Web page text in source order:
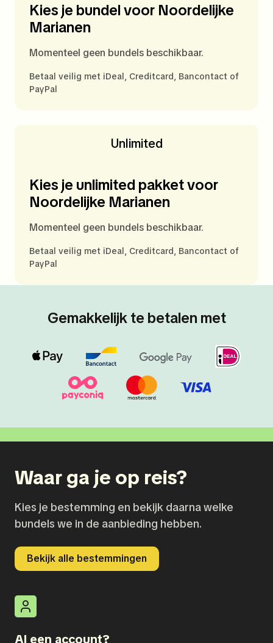
Kies je bundel voor Noordelijke
Marianen
Momenteel geen bundels beschikbaar.
Betaal veilig met iDeal, Creditcard, Bancontact of
PayPal
Unlimited
Kies je unlimited pakket voor
Noordelijke Marianen
Momenteel geen bundels beschikbaar.
Betaal veilig met iDeal, Creditcard, Bancontact of
PayPal
Gemakkelijk te betalen met
Waar ga je op reis?
Kies je bestemming en bekijk daarna welke
bundels we in de aanbieding hebben.
Bekijk alle bestemmingen
Al een account?